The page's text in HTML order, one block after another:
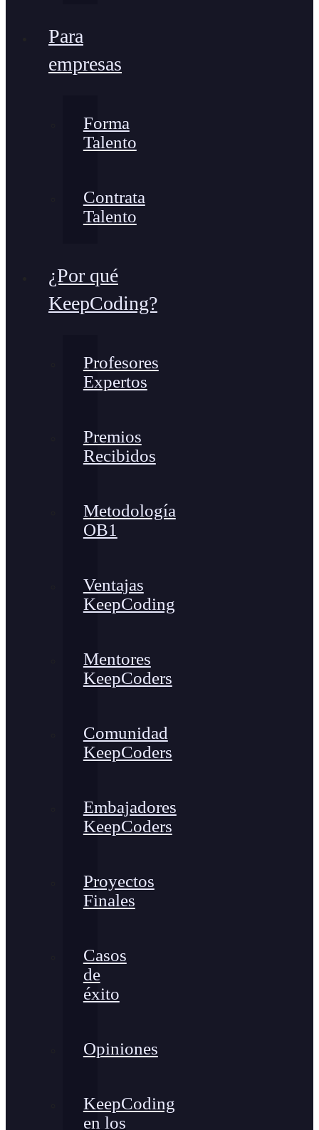
Para
empresas
Forma
Talento
Contrata
Talento
¿Por qué
KeepCoding?
Profesores
Expertos
Premios
Recibidos
Metodología
OB1
Ventajas
KeepCoding
Mentores
KeepCoders
Comunidad
KeepCoders
Embajadores
KeepCoders
Proyectos
Finales
Casos
de
éxito
Opiniones
KeepCoding
en los